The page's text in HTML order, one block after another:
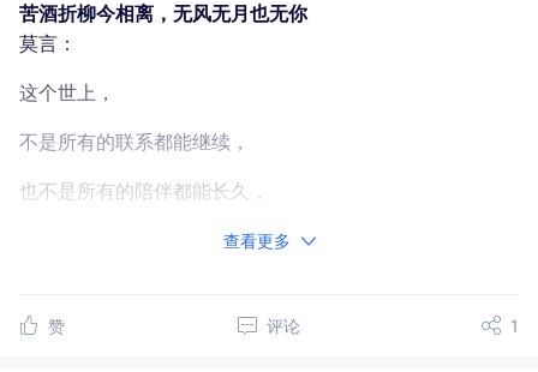
苦酒折柳今相离，无风无月也无你
莫言：
这个世上，
不是所有的联系都能继续，
也不是所有的陪伴都能长久，
如果有一天，
查看更多
赞 评论 1